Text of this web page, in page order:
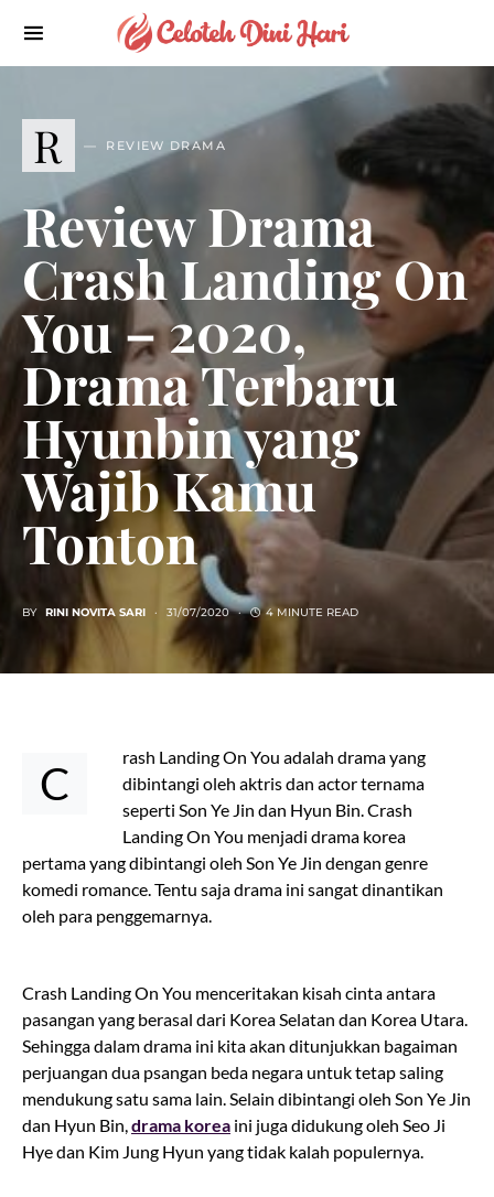
R REVIEW DRAMA
Review Drama
Crash Landing On
You – 2020,
Drama Terbaru
Hyunbin yang
Wajib Kamu
Tonton
BY RINI NOVITA SARI 31/07/2020 4 MINUTE READ
C
rash Landing On You adalah drama yang
dibintangi oleh aktris dan actor ternama
seperti Son Ye Jin dan Hyun Bin. Crash
Landing On You menjadi drama korea
pertama yang dibintangi oleh Son Ye Jin dengan genre
komedi romance. Tentu saja drama ini sangat dinantikan
oleh para penggemarnya.
Crash Landing On You menceritakan kisah cinta antara
pasangan yang berasal dari Korea Selatan dan Korea Utara.
Sehingga dalam drama ini kita akan ditunjukkan bagaiman
perjuangan dua psangan beda negara untuk tetap saling
mendukung satu sama lain. Selain dibintangi oleh Son Ye Jin
dan Hyun Bin,drama korea ini juga didukung oleh Seo Ji
Hye dan Kim Jung Hyun yang tidak kalah populernya.